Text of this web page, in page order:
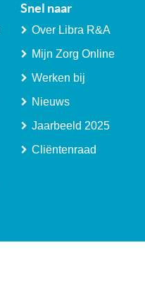
Snel naar
Over Libra R&A
Mijn Zorg Online
Werken bij
Nieuws
Jaarbeeld 2025
Cliëntenraad